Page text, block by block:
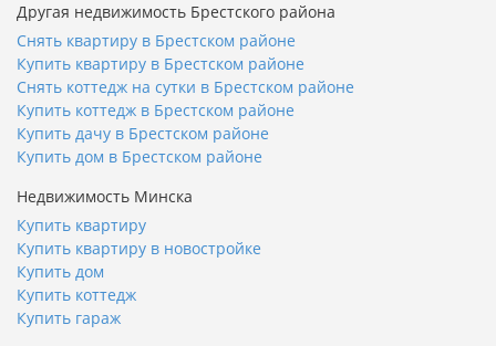
Другая недвижимость Брестского района
Снять квартиру в Брестском районе
Купить квартиру в Брестском районе
Снять коттедж на сутки в Брестском районе
Купить коттедж в Брестском районе
Купить дачу в Брестском районе
Купить дом в Брестском районе
Недвижимость Минска
Купить квартиру
Купить квартиру в новостройке
Купить дом
Купить коттедж
Купить гараж